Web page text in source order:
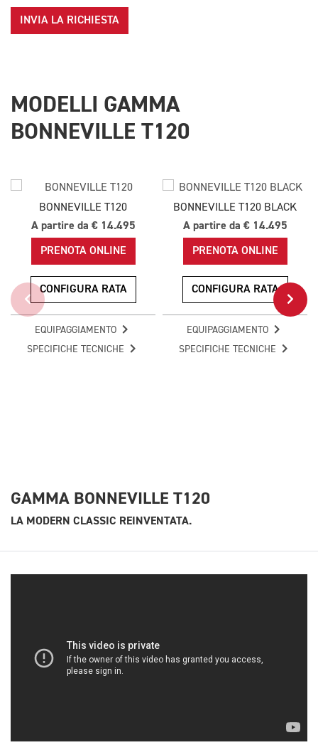
INVIA LA RICHIESTA
MODELLI GAMMA
BONNEVILLE T120
BONNEVILLE T120
A partire da € 14.495
PRENOTA ONLINE
CONFIGURA RATA
EQUIPAGGIAMENTO
SPECIFICHE TECNICHE
BONNEVILLE T120 BLACK
A partire da € 14.495
PRENOTA ONLINE
CONFIGURA RATA
EQUIPAGGIAMENTO
SPECIFICHE TECNICHE
GAMMA BONNEVILLE T120
LA MODERN CLASSIC REINVENTATA.